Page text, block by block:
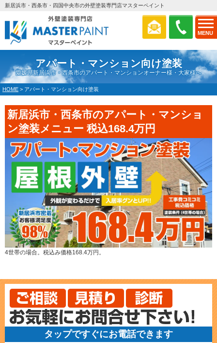
MENU
新居浜市・西条市・四国中央市の外壁塗装専門店マスターペイント
アパート・マンション向け塗装
愛媛県新居浜市・西条市のアパート・マンションオーナー様・大家様へ
HOME > アパート・マンション向け塗装
新居浜市・西条市のアパート・マンショ
ン塗装メニュー 税込168.4万円
4世帯の場合。税込み価格168.4万円。
タップですぐにお電話できます